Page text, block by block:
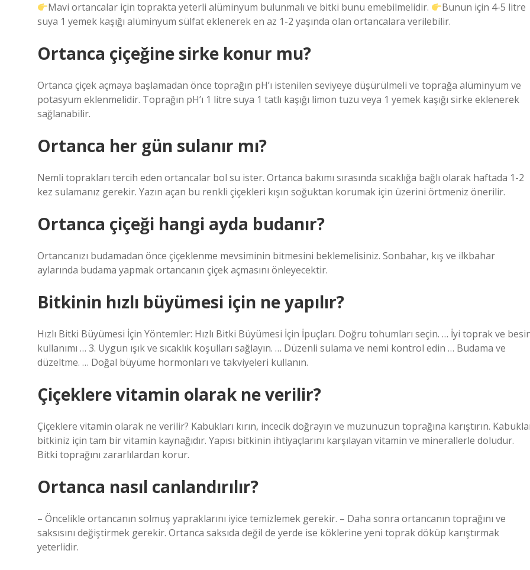
Mavi ortancalar için toprakta yeterli alüminyum bulunmalı ve bitki bunu emebilmelidir.
Bunun için 4-5 litre
suya 1 yemek kaşığı alüminyum sülfat eklenerek en az 1-2 yaşında olan ortancalara verilebilir.
Ortanca çiçeğine sirke konur mu?
Ortanca çiçek açmaya başlamadan önce toprağın pH’ı istenilen seviyeye düşürülmeli ve toprağa alüminyum ve
potasyum eklenmelidir. Toprağın pH’ı 1 litre suya 1 tatlı kaşığı limon tuzu veya 1 yemek kaşığı sirke eklenerek
sağlanabilir.
Ortanca her gün sulanır mı?
Nemli toprakları tercih eden ortancalar bol su ister. Ortanca bakımı sırasında sıcaklığa bağlı olarak haftada 1-2
kez sulamanız gerekir. Yazın açan bu renkli çiçekleri kışın soğuktan korumak için üzerini örtmeniz önerilir.
Ortanca çiçeği hangi ayda budanır?
Ortancanızı budamadan önce çiçeklenme mevsiminin bitmesini beklemelisiniz. Sonbahar, kış ve ilkbahar
aylarında budama yapmak ortancanın çiçek açmasını önleyecektir.
Bitkinin hızlı büyümesi için ne yapılır?
Hızlı Bitki Büyümesi İçin Yöntemler: Hızlı Bitki Büyümesi İçin İpuçları. Doğru tohumları seçin. … İyi toprak ve
kullanımı … 3. Uygun ışık ve sıcaklık koşulları sağlayın. … Düzenli sulama ve nemi kontrol edin … Budama ve
düzeltme. … Doğal büyüme hormonları ve takviyeleri kullanın.
Çiçeklere vitamin olarak ne verilir?
Çiçeklere vitamin olarak ne verilir? Kabukları kırın, incecik doğrayın ve muzunuzun toprağına karıştırın.
bitkiniz için tam bir vitamin kaynağıdır. Yapısı bitkinin ihtiyaçlarını karşılayan vitamin ve minerallerle doludur.
Bitki toprağını zararlılardan korur.
Ortanca nasıl canlandırılır?
– Öncelikle ortancanın solmuş yapraklarını iyice temizlemek gerekir. – Daha sonra ortancanın toprağını ve
saksısını değiştirmek gerekir. Ortanca saksıda değil de yerde ise köklerine yeni toprak döküp karıştırmak
yeterlidir.